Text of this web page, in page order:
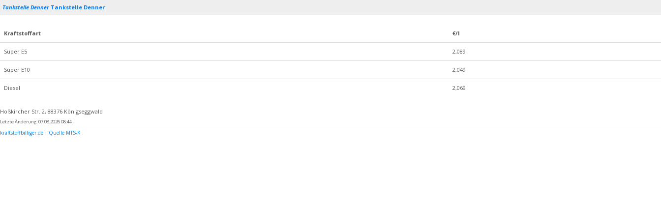
Tankstelle Denner Tankstelle Denner
Kraftstoffart €/l
Super E5 2,089
Super E10 2,049
Diesel 2,069
Hoßkircher Str. 2, 88376 Königseggwald
Letzte Änderung: 07.08.2026 08:44
kraftstoffbilliger.de | Quelle MTS-K